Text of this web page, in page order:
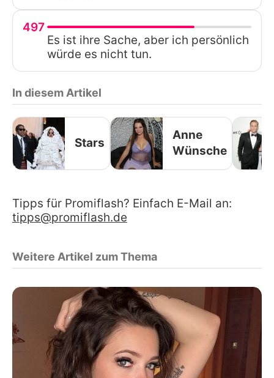
497
Es ist ihre Sache, aber ich persönlich
würde es nicht tun.
In diesem Artikel
Stars
Anne
Wünsche
Tipps für Promiflash? Einfach E-Mail an:
tipps@promiflash.de
Weitere Artikel zum Thema